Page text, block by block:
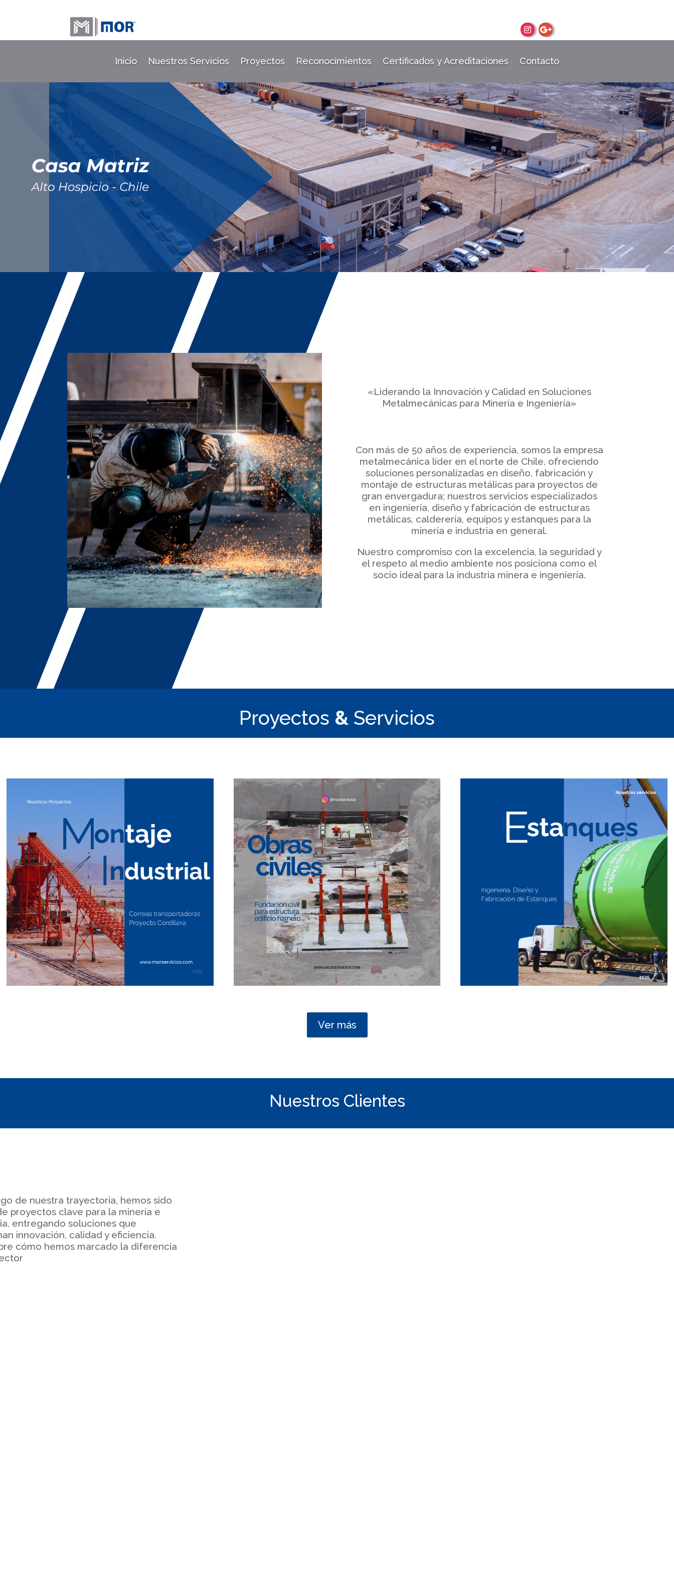
Inicio Nuestros Servicios Proyectos Reconocimientos Certificados y Acreditaciones Contacto
«Liderando la Innovación y Calidad en Soluciones
Metalmecánicas para Minería e Ingeniería»
Con más de 50 años de experiencia, somos la empresa
metalmecánica líder en el norte de Chile, ofreciendo
soluciones personalizadas en diseño, fabricación y
montaje de estructuras metálicas para proyectos de
gran envergadura; nuestros servicios especializados
en ingeniería, diseño y fabricación de estructuras
metálicas, calderería, equipos y estanques para la
minería e industria en general.
Nuestro compromiso con la excelencia, la seguridad y
el respeto al medio ambiente nos posiciona como el
socio ideal para la industria minera e ingeniería.
Proyectos & Servicios
Ver más
Nuestros Clientes
de nuestra trayectoria, hemos sido
proyectos clave para la minería e
entregando soluciones que
innovación, calidad y eficiencia.
cómo hemos marcado la diferencia